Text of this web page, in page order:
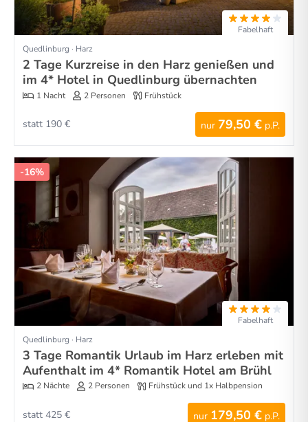
Fabelhaft
Quedlinburg · Harz
2 Tage Kurzreise in den Harz genießen und
im 4* Hotel in Quedlinburg übernachten
1 Nacht 2 Personen Frühstück
nur 79,50 € p.P.
statt 190 €
-16%
Fabelhaft
Quedlinburg · Harz
3 Tage Romantik Urlaub im Harz erleben mit
Aufenthalt im 4* Romantik Hotel am Brühl
2 Nächte 2 Personen Frühstück und 1x Halbpension
nur 179,50 € p.P.
statt 425 €